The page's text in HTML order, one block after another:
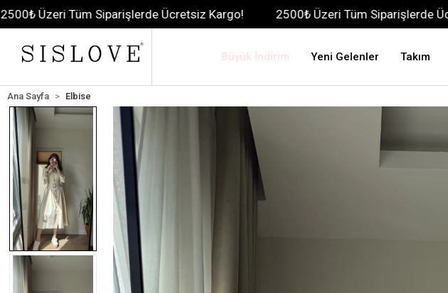
Siparişlerde Ücretsiz Kargo! 2500₺ Üzeri Tüm Siparişlerde Ücretsiz Kargo!
Büyük İndirim Yeni Gelenler Takım
Ana Sayfa Elbise